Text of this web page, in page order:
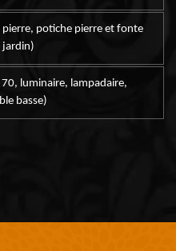
potiche pierre et fonte
jardin)
luminaire, lampadaire,
basse)